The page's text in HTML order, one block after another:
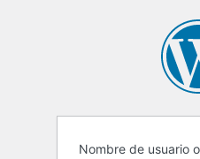
Nombre de usuario